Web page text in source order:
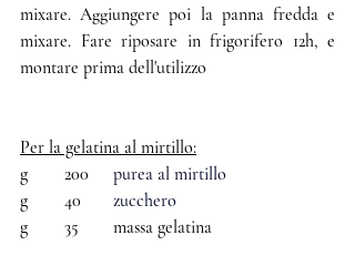
mixare. Aggiungere poi la panna fredda e
mixare. Fare riposare in frigorifero 12h, e
montare prima dell'utilizzo
Per la gelatina al mirtillo:
purea al mirtillo
zucchero
g	35	 massa gelatina